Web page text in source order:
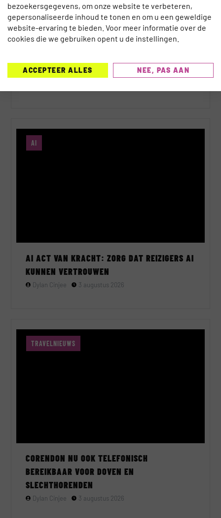
VISUMSYSTEEM
AI
AI ACT VAN KRACHT: ZORG DAT REIZIGERS AI
KUNNEN VERTROUWEN
Dylan Cinjee 3 augustus 2026
TRAVELNIEUWS
CORENDON NU OOK TELEFONISCH
BEREIKBAAR VOOR DOVEN EN
SLECHTHORENDEN
Dylan Cinjee 3 augustus 2026
bezoekersgegevens, om onze website te verbeteren,
gepersonaliseerde inhoud te tonen en om u een geweldige
website-ervaring te bieden. Voor meer informatie over de
cookies die we gebruiken opent u de instellingen.
ACCEPTEER ALLES NEE, PAS AAN